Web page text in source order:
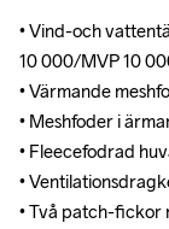
• Vind-och
10 000/MVP 10
• Värmande
• Meshfoder i
• Fleecefodrad
•
• Två patch-fickor
• Vind-och
10 000/MVP 10
• Värmande
• Meshfoder i
• Fleecefodrad
•
• Två patch-fickor